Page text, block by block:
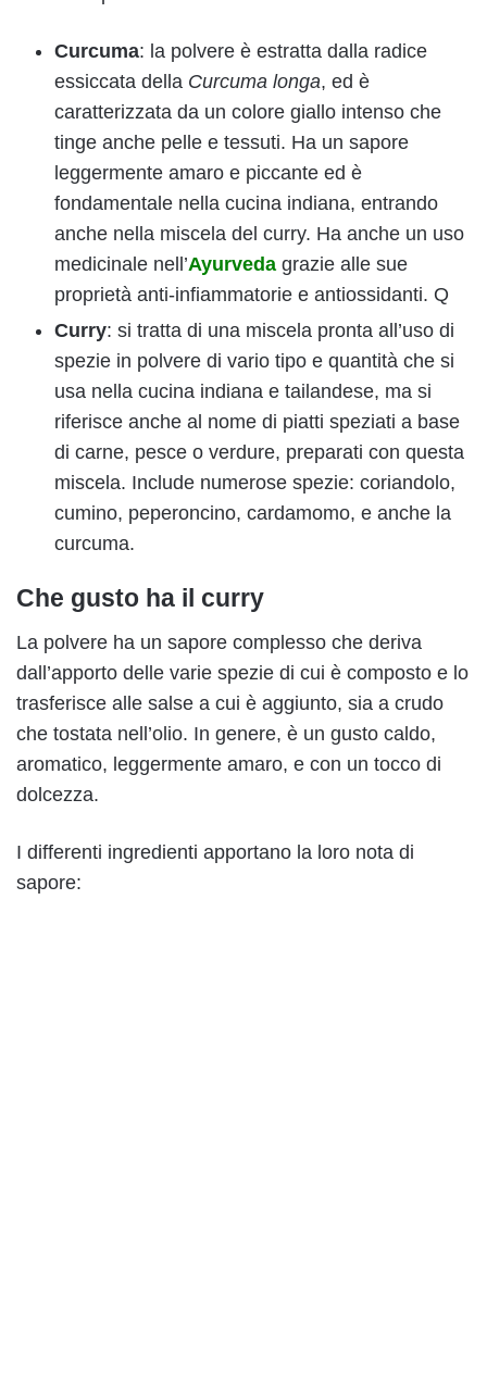
Curcuma: la polvere è estratta dalla radice
essiccata della Curcuma longa, ed è
caratterizzata da un colore giallo intenso che
tinge anche pelle e tessuti. Ha un sapore
leggermente amaro e piccante ed è
fondamentale nella cucina indiana, entrando
anche nella miscela del curry. Ha anche un uso
medicinale nell’Ayurveda grazie alle sue
proprietà anti-infiammatorie e antiossidanti. Q
Curry: si tratta di una miscela pronta all’uso di
spezie in polvere di vario tipo e quantità che si
usa nella cucina indiana e tailandese, ma si
riferisce anche al nome di piatti speziati a base
di carne, pesce o verdure, preparati con questa
miscela. Include numerose spezie: coriandolo,
cumino, peperoncino, cardamomo, e anche la
curcuma.
Che gusto ha il curry
La polvere ha un sapore complesso che deriva
dall’apporto delle varie spezie di cui è composto e lo
trasferisce alle salse a cui è aggiunto, sia a crudo
che tostata nell’olio. In genere, è un gusto caldo,
aromatico, leggermente amaro, e con un tocco di
dolcezza.
I differenti ingredienti apportano la loro nota di
sapore: